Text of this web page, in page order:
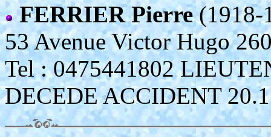
FERRIER Pierre(1918-
53 Avenue Victor Hugo
Tel : 0475441802
DECEDE ACCIDENT